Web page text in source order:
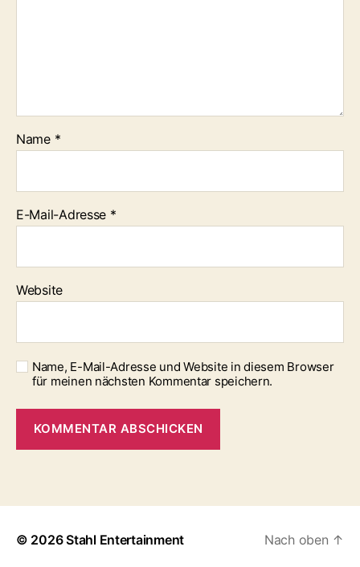
Name *
E-Mail-Adresse *
Website
Name, E-Mail-Adresse und Website in diesem Browser
für meinen nächsten Kommentar speichern.
© 2026Stahl Entertainment Nach oben ↑